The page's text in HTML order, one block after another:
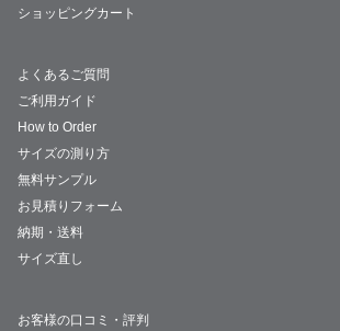
ショッピングカート
よくあるご質問
ご利用ガイド
How to Order
サイズの測り方
無料サンプル
お見積りフォーム
納期・送料
サイズ直し
お客様の口コミ・評判